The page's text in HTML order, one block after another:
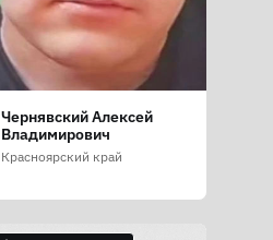
Чернявский Алексей
Владимирович
Красноярский край